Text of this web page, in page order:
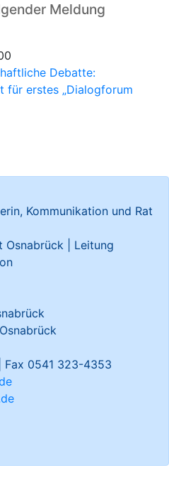
Meldung
Debatte:
für erstes „Dialogforum
Kommunikation und Rat
Osnabrück | Leitung
0541 323-4353